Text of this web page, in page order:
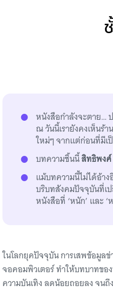
หนังสือกำลังจะตาย…
ณ วันนี้เรายังคงเห็นร้
ใหม่ๆ จากแต่ก่อนที่มี
บทความชิ้นนี้สิทธิพงศ์
แม้บทความนี้ไม่ได้อ้า
บริบทสังคมปัจจุบันที่เ
หนังสือที่ ‘หนัก’ และ ‘
ในโลกยุคปัจจุบัน การเสพข้อมูล
จอคอมพิวเตอร์ ทำให้บทบาทขอ
ความบันเทิง ลดน้อยถอยลง จน